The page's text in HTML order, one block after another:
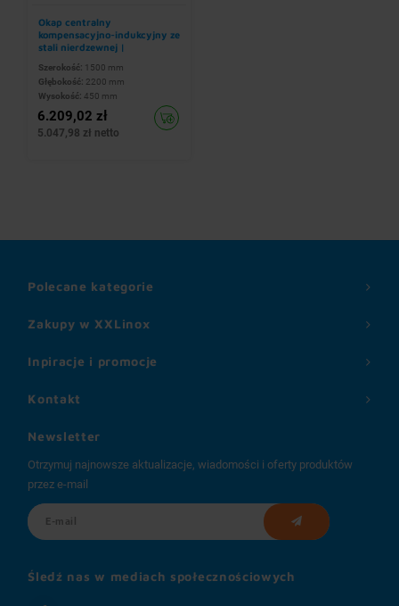
Okap centralny
kompensacyjno-indukcyjny ze
stali nierdzewnej |
Szerokość: 1500 mm
Głębokość: 2200 mm
Wysokość: 450 mm
6.209,02 zł
5.047,98 zł netto
Zakupy w XXLinox
Inpiracje i promocje
Polecane kategorie
Kontakt
Newsletter
Otrzymuj najnowsze aktualizacje, wiadomości i oferty produktów
przez e-mail
Śledź nas w mediach społecznościowych